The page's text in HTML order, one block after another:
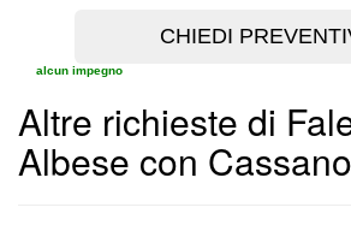
alcun impegno
Altre richieste di
Albese con